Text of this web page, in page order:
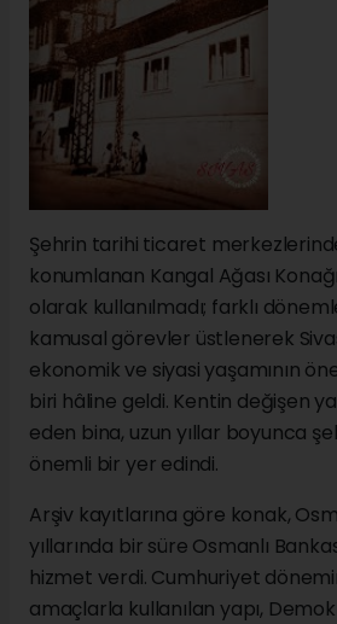
Şehrin tarihi ticaret
konumlanan Kangal Ağası
olarak kullanılmadı; farklı
kamusal görevler üstlenerek
ekonomik ve siyasi yaşamının
biri hâline geldi. Kentin değişen
eden bina, uzun yıllar boyunca
önemli bir yer edindi.
Arşiv kayıtlarına göre konak,
yıllarında bir süre Osmanlı
hizmet verdi. Cumhuriyet
amaçlarla kullanılan yapı,